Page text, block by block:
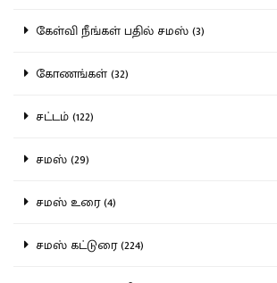
கேள்வி நீங்கள் பதில் சமஸ் (3)
கோணங்கள் (32)
சட்டம் (122)
சமஸ் (29)
சமஸ் உரை (4)
சமஸ் கட்டுரை (224)